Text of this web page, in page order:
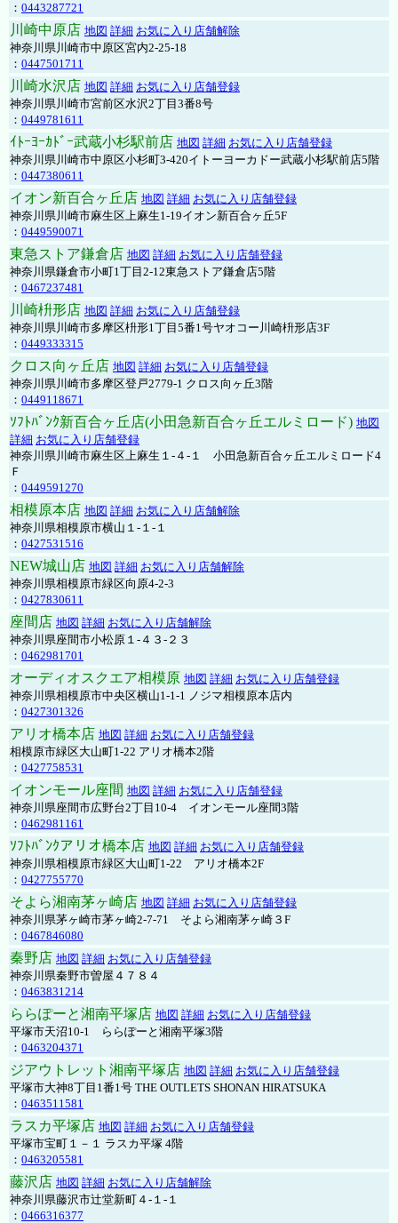
： 0443287721
川崎中原店 地図 詳細 お気に入り店舗解除
神奈川県川崎市中原区宮内2-25-18
： 0447501711
川崎水沢店 地図 詳細 お気に入り店舗登録
神奈川県川崎市宮前区水沢2丁目3番8号
： 0449781611
ｲﾄｰﾖｰｶﾄﾞｰ武蔵小杉駅前店 地図 詳細 お気に入り店舗登録
神奈川県川崎市中原区小杉町3-420イトーヨーカドー武蔵小杉駅前店5階
： 0447380611
イオン新百合ヶ丘店 地図 詳細 お気に入り店舗登録
神奈川県川崎市麻生区上麻生1-19イオン新百合ヶ丘5F
： 0449590071
東急ストア鎌倉店 地図 詳細 お気に入り店舗登録
神奈川県鎌倉市小町1丁目2-12東急ストア鎌倉店5階
： 0467237481
川崎枡形店 地図 詳細 お気に入り店舗登録
神奈川県川崎市多摩区枡形1丁目5番1号ヤオコー川崎枡形店3F
： 0449333315
クロス向ヶ丘店 地図 詳細 お気に入り店舗登録
神奈川県川崎市多摩区登戸2779-1 クロス向ヶ丘3階
： 0449118671
ｿﾌﾄﾊﾞﾝｸ新百合ヶ丘店(小田急新百合ヶ丘エルミロード) 地図
詳細 お気に入り店舗登録
神奈川県川崎市麻生区上麻生１-４-１ 小田急新百合ヶ丘エルミロード4
Ｆ
： 0449591270
相模原本店 地図 詳細 お気に入り店舗解除
神奈川県相模原市横山１-１-１
： 0427531516
NEW城山店 地図 詳細 お気に入り店舗解除
神奈川県相模原市緑区向原4-2-3
： 0427830611
座間店 地図 詳細 お気に入り店舗解除
神奈川県座間市小松原１-４３-２３
： 0462981701
オーディオスクエア相模原 地図 詳細 お気に入り店舗登録
神奈川県相模原市中央区横山1-1-1 ノジマ相模原本店内
： 0427301326
アリオ橋本店 地図 詳細 お気に入り店舗登録
相模原市緑区大山町1-22 アリオ橋本2階
： 0427758531
イオンモール座間 地図 詳細 お気に入り店舗登録
神奈川県座間市広野台2丁目10-4 イオンモール座間3階
： 0462981161
ｿﾌﾄﾊﾞﾝｸアリオ橋本店 地図 詳細 お気に入り店舗登録
神奈川県相模原市緑区大山町1-22 アリオ橋本2F
： 0427755770
そよら湘南茅ヶ崎店 地図 詳細 お気に入り店舗登録
神奈川県茅ヶ崎市茅ヶ崎2‐7‐71 そよら湘南茅ヶ崎３F
： 0467846080
秦野店 地図 詳細 お気に入り店舗登録
神奈川県秦野市曽屋４７８４
： 0463831214
ららぽーと湘南平塚店 地図 詳細 お気に入り店舗登録
平塚市天沼10-1 ららぽーと湘南平塚3階
： 0463204371
ジアウトレット湘南平塚店 地図 詳細 お気に入り店舗登録
平塚市大神8丁目1番1号 THE OUTLETS SHONAN HIRATSUKA
： 0463511581
ラスカ平塚店 地図 詳細 お気に入り店舗登録
平塚市宝町１－１ ラスカ平塚 4階
： 0463205581
藤沢店 地図 詳細 お気に入り店舗解除
神奈川県藤沢市辻堂新町４-１-１
： 0466316377